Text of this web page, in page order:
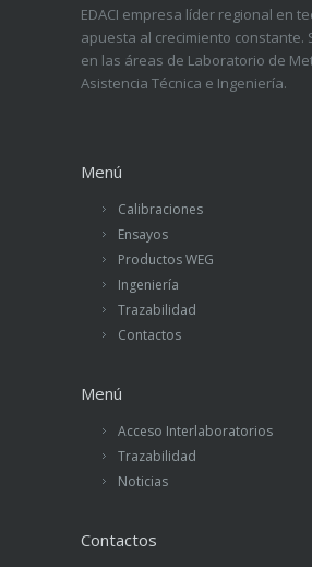
EDACI empresa líder regional en
apuesta al crecimiento constante.
en las áreas de Laboratorio de
Asistencia Técnica e Ingeniería.
Menú
Calibraciones
Ensayos
Productos WEG
Ingeniería
Trazabilidad
Contactos
Menú
Acceso Interlaboratorios
Trazabilidad
Noticias
Contactos